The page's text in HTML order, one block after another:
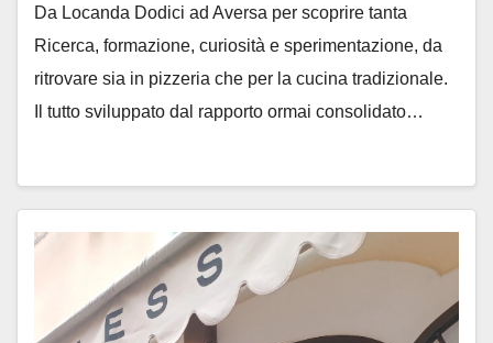
Da Locanda Dodici ad Aversa per scoprire tanta
Ricerca, formazione, curiosità e sperimentazione, da
ritrovare sia in pizzeria che per la cucina tradizionale.
Il tutto sviluppato dal rapporto ormai consolidato…